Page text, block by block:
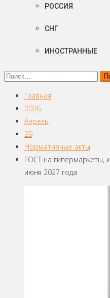
РОССИЯ
СНГ
ИНОСТРАННЫЕ
Найти:
Главная
2026
Апрель
29
Нормативные акты
ГОСТ на гипермаркеты,
июня 2027 года